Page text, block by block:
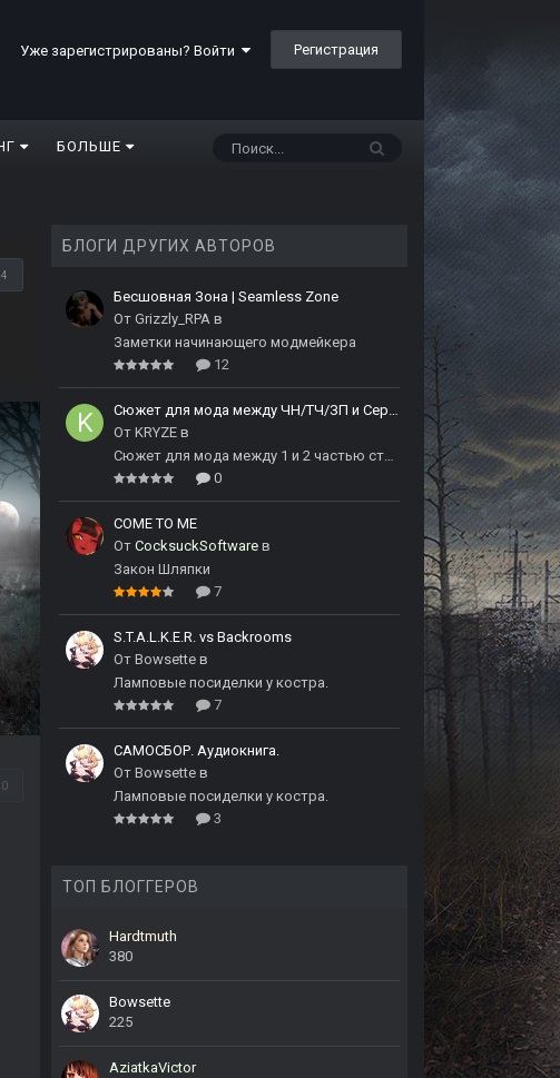
Уже зарегистрированы? Войти Регистрация
БОЛЬШЕ
4
0
БЛОГИ ДРУГИХ АВТОРОВ
Бесшовная Зона | Seamless Zone
От Grizzly_RPA в
Заметки начинающего модмейкера
12
Сюжет для мода между ЧН/ТЧ/ЗП и Сердцем Чернобыля
От KRYZE в
0
COME TO ME
От CocksuckSoftware в
Закон Шляпки
7
S.T.A.L.K.E.R. vs Backrooms
От Bowsette в
Ламповые посиделки у костра.
7
САМОСБОР. Аудиокнига.
От Bowsette в
Ламповые посиделки у костра.
3
ТОП БЛОГГЕРОВ
Hardtmuth
380
Bowsette
225
AziatkaVictor